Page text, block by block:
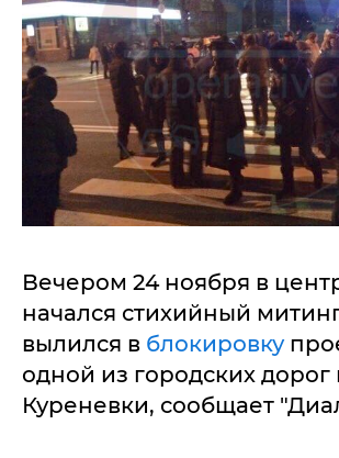
Вечером 24 ноября в
начался стихийный
вылился в блокировку
одной из городских дорог
Куреневки, сообщает